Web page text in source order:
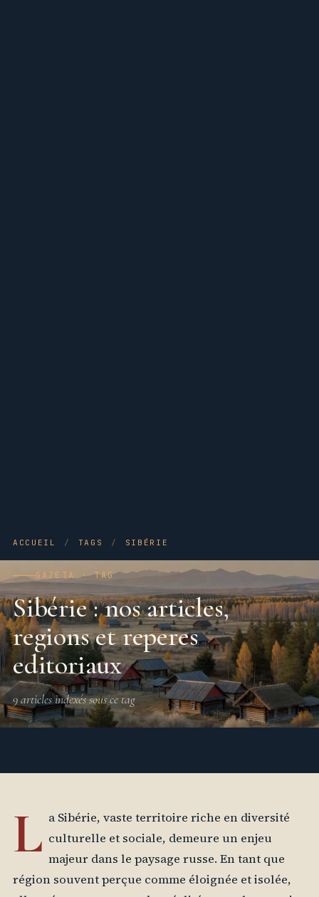
ACCUEIL / TAGS / SIBÉRIE
GAZETA · TAG
Sibérie : nos articles,
regions et reperes
editoriaux
9 articles indexés sous ce tag
L a Sibérie, vaste territoire riche en diversité
culturelle et sociale, demeure un enjeu
majeur dans le paysage russe. En tant que
région souvent perçue comme éloignée et isolée,